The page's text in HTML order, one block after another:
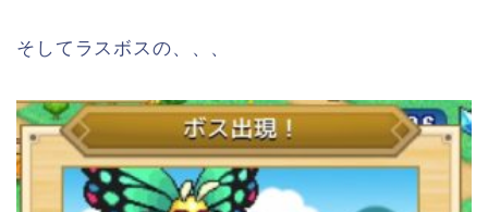
そしてラスボスの、、、